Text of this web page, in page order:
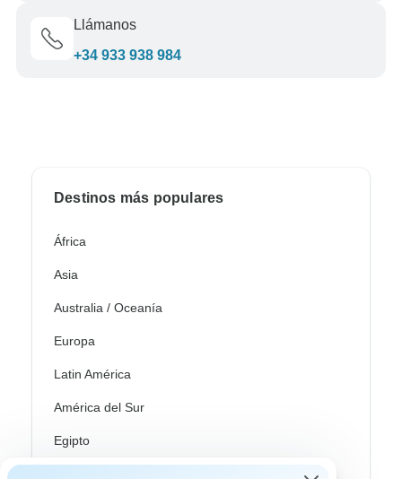
Llámanos
+34 933 938 984
Destinos más populares
África
Asia
Australia / Oceanía
Europa
Latin América
América del Sur
Egipto